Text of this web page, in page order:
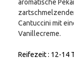
aromatische
Cantuccini mit
Vanillecreme.
Reifezeit: 12-14